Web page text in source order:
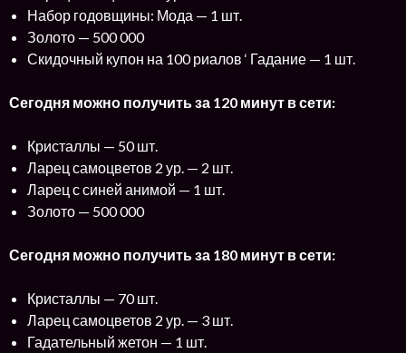
Набор годовщины: Мода — 1 шт.
Золото — 500 000
Скидочный купон на 100 риалов ‘ Гадание — 1 шт.
Сегодня можно получить за 120 минут в сети:
Кристаллы — 50 шт.
Ларец самоцветов 2 ур. — 2 шт.
Ларец с синей анимой — 1 шт.
Золото — 500 000
Сегодня можно получить за 180 минут в сети:
Кристаллы — 70 шт.
Ларец самоцветов 2 ур. — 3 шт.
Гадательный жетон — 1 шт.